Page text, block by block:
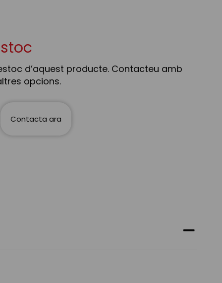
d’aquest producte. Contacteu amb
opcions.
Contacta ara